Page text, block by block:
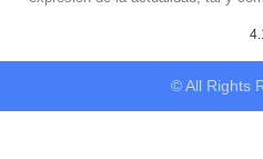
© All Rights